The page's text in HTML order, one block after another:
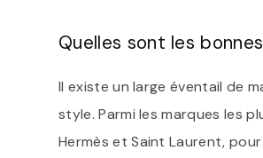
Quelles sont les
Il existe un large éventail de
style. Parmi les marques les
Hermès et Saint Laurent,